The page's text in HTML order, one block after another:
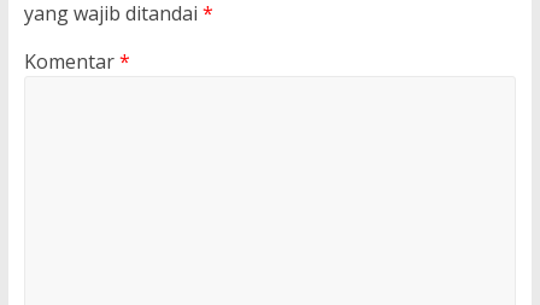
yang wajib ditandai *
Komentar*